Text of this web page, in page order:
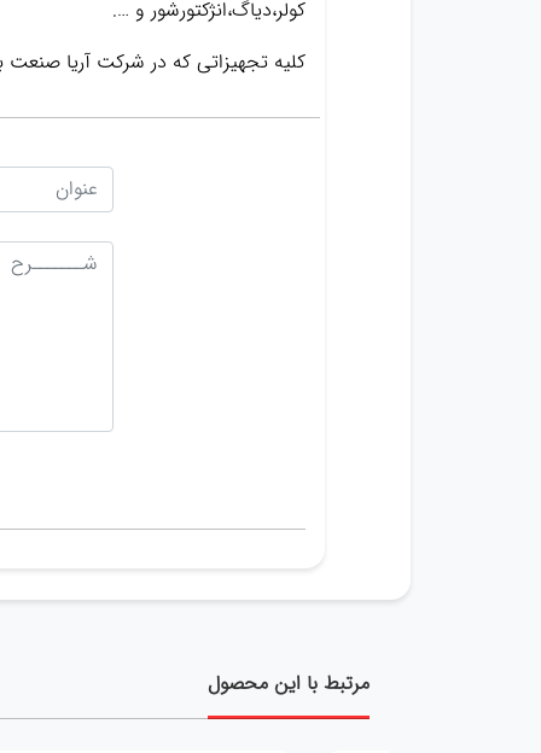
کولر،دیاگ،انژکتورشور و ….
کلیه تجهیزاتی که در شرکت آریا
مرتبط با این محصول